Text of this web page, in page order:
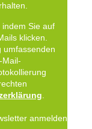
Sie auf
klicken.
umfassenden
Mail-
.
anmelden.